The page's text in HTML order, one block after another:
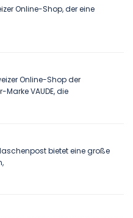
Online-Shop, der eine
Online-Shop der
VAUDE, die
bietet eine große